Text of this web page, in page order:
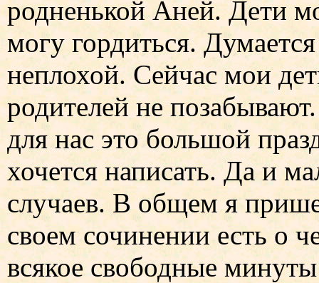
родненькой Аней. Дети
могу гордиться.
неплохой. Сейчас мои
родителей не
для нас это большой
хочется написать. Да и
случаев. В общем я
своем сочинении есть о
всякое свободные